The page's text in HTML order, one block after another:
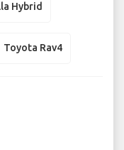
Hybrid
Toyota Rav4